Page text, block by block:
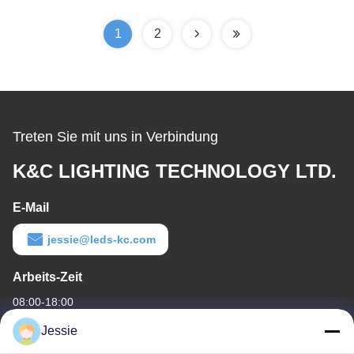
Licht riecht
1 2
Treten Sie mit uns in Verbindung
K&C LIGHTING TECHNOLOGY LTD.
E-Mail
jessie@leds-kc.com
Arbeits-Zeit
08:00-18:00
Unsere Adresse
Jessie